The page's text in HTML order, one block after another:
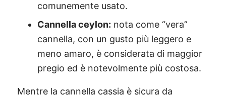
comunemente usato.
Cannella ceylon: nota come “vera”
cannella, con un gusto più leggero e
meno amaro, è considerata di maggior
pregio ed è notevolmente più costosa.
Mentre la cannella cassia è sicura da